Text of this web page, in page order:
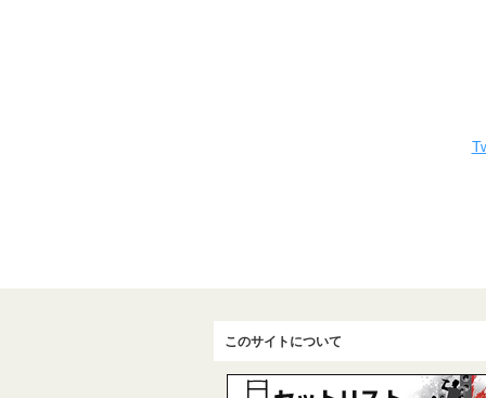
このサイトについて